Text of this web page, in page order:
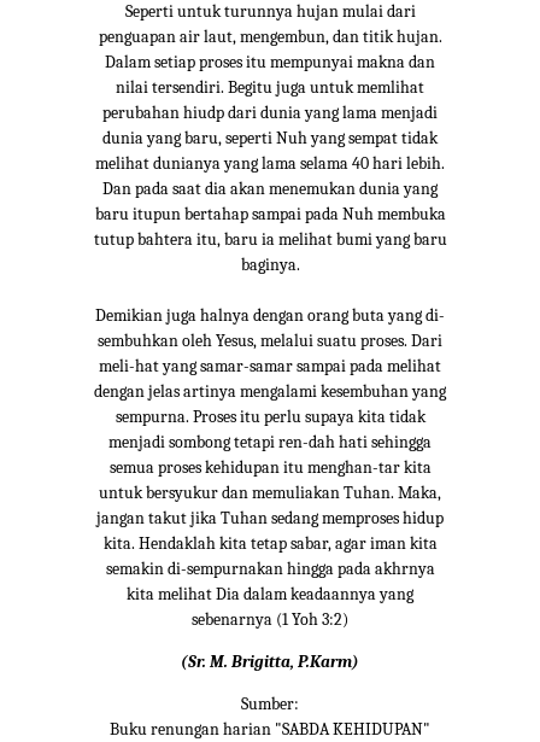
Seperti untuk turunnya hujan mulai dari
penguapan air laut, mengembun, dan titik hujan.
Dalam setiap proses itu mempunyai makna dan
nilai tersendiri. Begitu juga untuk memlihat
perubahan hiudp dari dunia yang lama menjadi
dunia yang baru, seperti Nuh yang sempat tidak
melihat dunianya yang lama selama 40 hari lebih.
Dan pada saat dia akan menemukan dunia yang
baru itupun bertahap sampai pada Nuh membuka
tutup bahtera itu, baru ia melihat bumi yang baru
baginya.
Demikian juga halnya dengan orang buta yang di-
sembuhkan oleh Yesus, melalui suatu proses. Dari
meli-hat yang samar-samar sampai pada melihat
dengan jelas artinya mengalami kesembuhan yang
sempurna. Proses itu perlu supaya kita tidak
menjadi sombong tetapi ren-dah hati sehingga
semua proses kehidupan itu menghan-tar kita
untuk bersyukur dan memuliakan Tuhan. Maka,
jangan takut jika Tuhan sedang memproses hidup
kita. Hendaklah kita tetap sabar, agar iman kita
semakin di-sempurnakan hingga pada akhrnya
kita melihat Dia dalam keadaannya yang
sebenarnya (1 Yoh 3:2)
(Sr. M. Brigitta, P.Karm)
Sumber:
Buku renungan harian "SABDA KEHIDUPAN"